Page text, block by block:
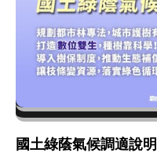
國土綠蔭氣候調適說